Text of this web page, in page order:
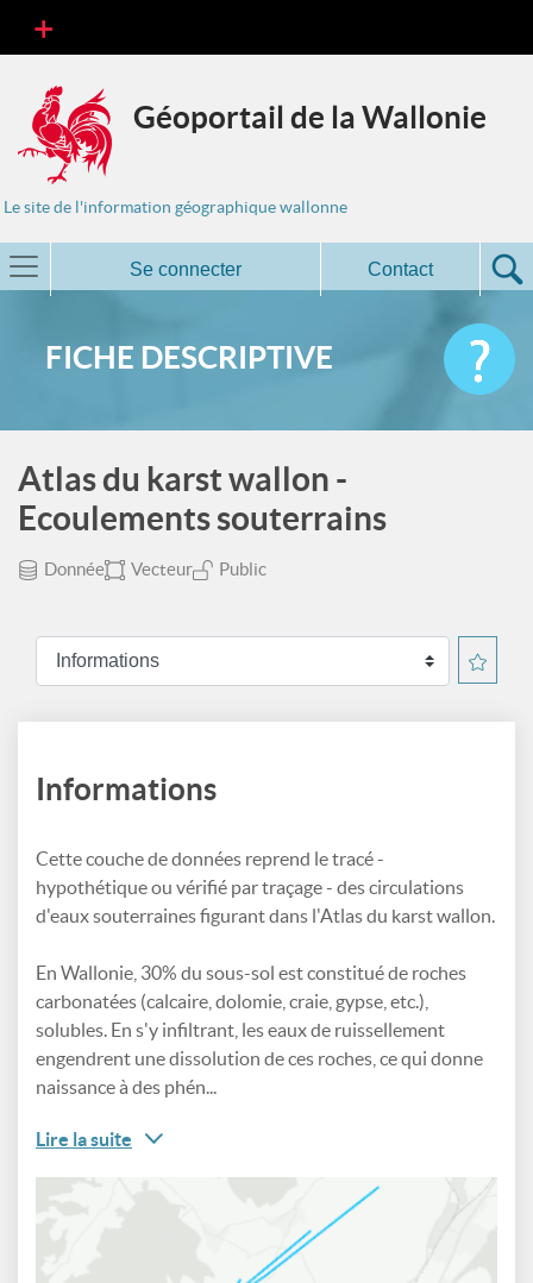
Géoportail de la Wallonie
Le site de l'information géographique wallonne
Se connecter Contact
FICHE DESCRIPTIVE
Atlas du karst wallon -
Ecoulements souterrains
Donnée Vecteur Public
Informations
Cette couche de données reprend le tracé -
hypothétique ou vérifié par traçage - des circulations
d'eaux souterraines figurant dans l'Atlas du karst wallon.
En Wallonie, 30% du sous-sol est constitué de roches
carbonatées (calcaire, dolomie, craie, gypse, etc.),
solubles. En s'y infiltrant, les eaux de ruissellement
engendrent une dissolution de ces roches, ce qui donne
naissance à des phén...
Lire la suite